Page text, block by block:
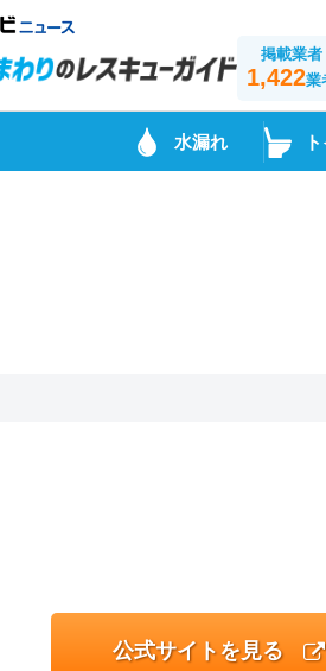
掲載業者
1,422業
水漏れ
公式サイトを見る